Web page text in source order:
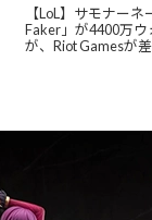
【LoL】サモナーネ
Faker」が4400万
が、Riot Gamesが